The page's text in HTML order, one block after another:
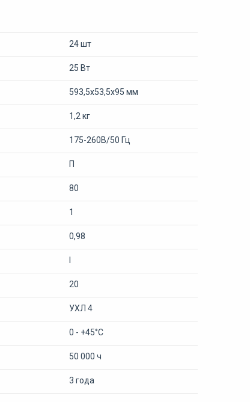
24 шт
25 Вт
593,5х53,5х95 мм
1,2 кг
175-260В/50 Гц
П
80
1
0,98
20
УХЛ 4
0 - +45°С
50 000 ч
3 года